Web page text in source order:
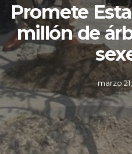
Promete
millón de
marzo